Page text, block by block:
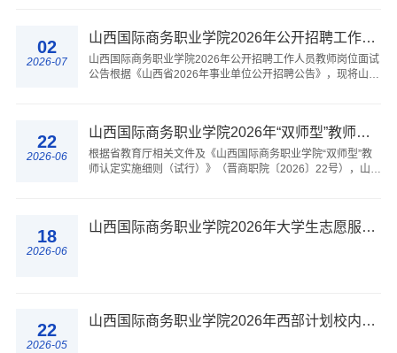
02
2026-07
​山西国际商务职业学院2026年公开招聘工作人员教师岗位面试公告
山西国际商务职业学院2026年公开招聘工作人员教师岗位面试
公告根据《山西省2026年事业单位公开招聘公告》，现将山西
22
2026-06
山西国际商务职业学院2026年“双师型”教师认定结果公示
根据省教育厅相关文件及《山西国际商务职业学院“双师型”教
师认定实施细则（试行）》（晋商职院〔2026〕22号），山西
18
2026-06
山西国际商务职业学院2026年大学生志愿服务西部计划拟入选志愿者公示名单
22
2026-05
山西国际商务职业学院2026年西部计划校内选拔结果公示